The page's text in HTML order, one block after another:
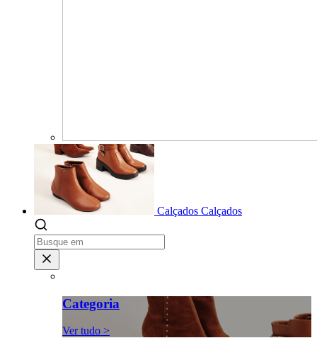
Calçados Calçados
Categoria
Ver tudo >